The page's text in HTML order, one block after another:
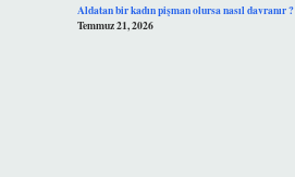
Aldatan bir kadın pişman olursa nasıl davranır ?
Temmuz 21, 2026